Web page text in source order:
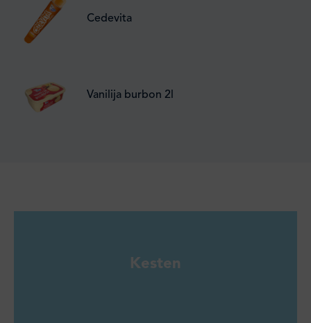
Cedevita
Vanilija burbon 2l
Kesten